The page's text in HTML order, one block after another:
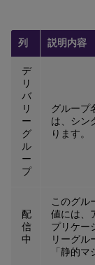
列 説明内容
デ
リ
バ
リ
ー
グ
ル
ー
プ
グループ
は、シン
ります。
配
信
中
このグル
値には、
プリケー
リーグル
「静的